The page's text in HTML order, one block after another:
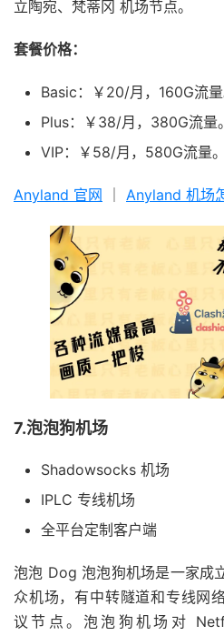
立陶宛、梵蒂冈 机场节点。
套餐价格：
Basic：￥20/月，160G流量
Plus：￥38/月，380G流量。
VIP：￥58/月，580G流量。
Anyland 官网 Anyland 机场
7.泡泡狗机场
Shadowsocks 机场
IPLC 专线机场
全平台定制客户端
泡泡 Dog 泡泡狗机场是一家成
众机场，有中转隧道和专线网
议节点。泡泡狗机场对